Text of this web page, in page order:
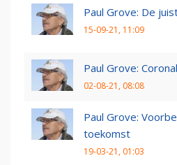
Paul Grove: De
15-09-21, 11:09
Paul Grove:
02-08-21, 08:08
Paul Grove:
toekomst
19-03-21, 01:03